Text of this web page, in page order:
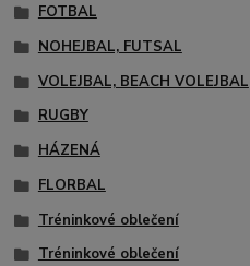
FOTBAL
NOHEJBAL, FUTSAL
VOLEJBAL, BEACH VOLEJBAL
RUGBY
HÁZENÁ
FLORBAL
Tréninkové oblečení
Tréninkové oblečení